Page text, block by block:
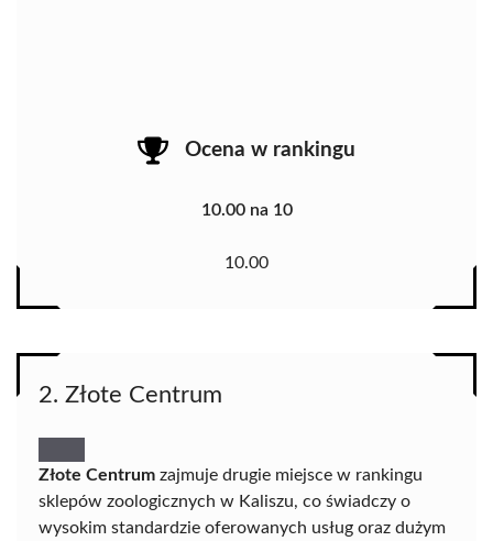
Ocena w rankingu
10.00 na 10
10.00
2. Złote Centrum
Złote Centrum zajmuje drugie miejsce w rankingu
sklepów zoologicznych w Kaliszu, co świadczy o
wysokim standardzie oferowanych usług oraz dużym